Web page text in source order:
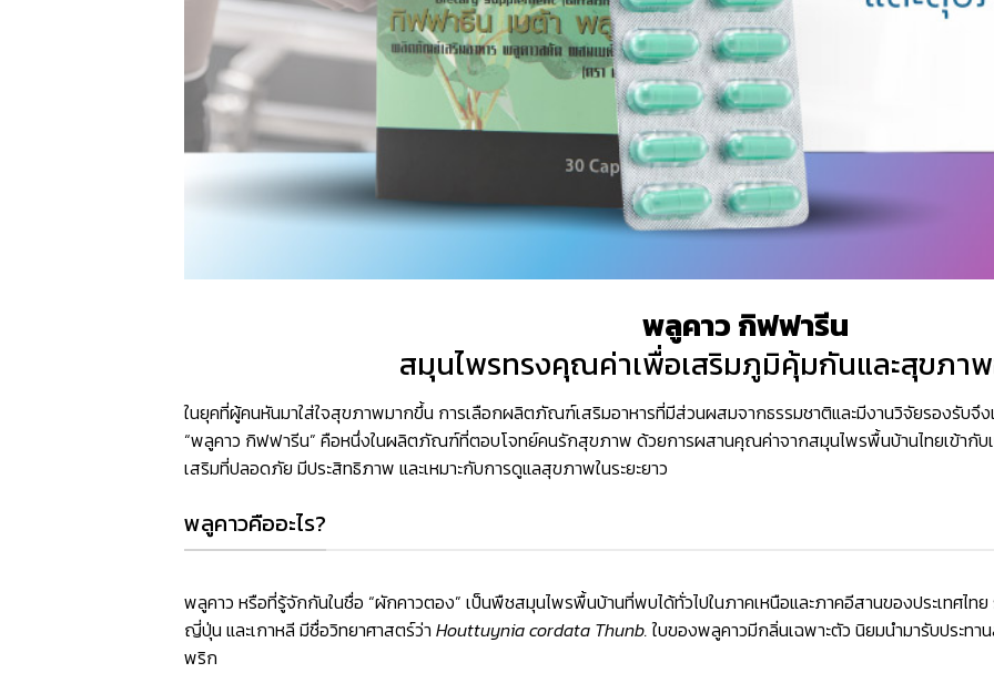
พลูคาว กิฟฟารีน
สมุนไพรทรงคุณค่าเพื่อเสริมภูมิคุ้มกันและสุขภา
ในยุคที่ผู้คนหันมาใส่ใจสุขภาพมากขึ้น การเลือกผลิตภัณฑ์เสริมอาหารที่มีส่วนผสมจากธรรมชาติและมีงานวิจัยรองรับจึง
“พลูคาว กิฟฟารีน” คือหนึ่งในผลิตภัณฑ์ที่ตอบโจทย์คนรักสุขภาพ ด้วยการผสานคุณค่าจากสมุนไพรพื้นบ้านไทยเข้ากับเ
เสริมที่ปลอดภัย มีประสิทธิภาพ และเหมาะกับการดูแลสุขภาพในระยะยาว
พลูคาวคืออะไร?
พลูคาว หรือที่รู้จักกันในชื่อ “ผักคาวตอง” เป็นพืชสมุนไพรพื้นบ้านที่พบได้ทั่วไปในภาคเหนือและภาคอีสานของประเทศไทย
ญี่ปุ่น และเกาหลี มีชื่อวิทยาศาสตร์ว่าHouttuynia cordata Thunb.ใบของพลูคาวมีกลิ่นเฉพาะตัว นิยมนำมารับประท
พริก